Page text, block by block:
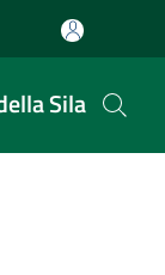
Sila